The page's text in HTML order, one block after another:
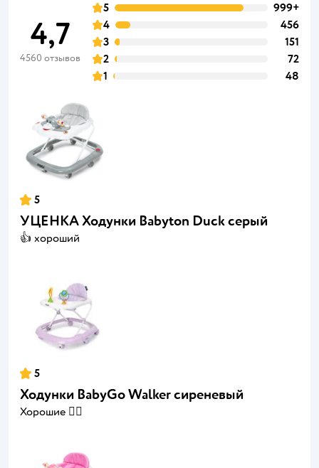
4,7
4560 отзывов
5
999+
4
456
3
151
2
72
1
48
5
УЦЕНКА Ходунки Babyton Duck серый
👍 хороший
5
Ходунки BabyGo Walker сиреневый
Хорошие 👍🏼